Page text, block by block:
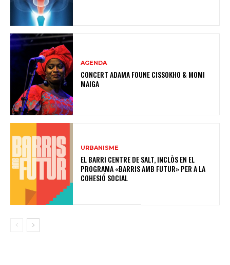
AGENDA
CONCERT ADAMA FOUNE CISSOKHO & MOMI
MAIGA
URBANISME
EL BARRI CENTRE DE SALT, INCLÒS EN EL
PROGRAMA «BARRIS AMB FUTUR» PER A LA
COHESIÓ SOCIAL